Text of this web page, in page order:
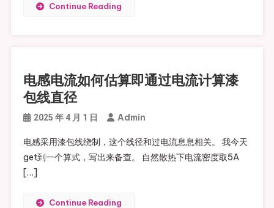
Continue Reading
电感电流如何估算即通过电流计算漆
包线直径
2025 年 4 月 1 日 Admin
电感采用漆包线绕制，这个线径和过电流息息相关。 我今天
get到一个算式，写出来备查。 自然散热下电流密度取5A
[…]
Continue Reading